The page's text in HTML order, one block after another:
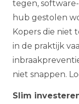
tegen,
hub gestolen
Kopers die niet
in de praktijk
niet snappen.
Slim